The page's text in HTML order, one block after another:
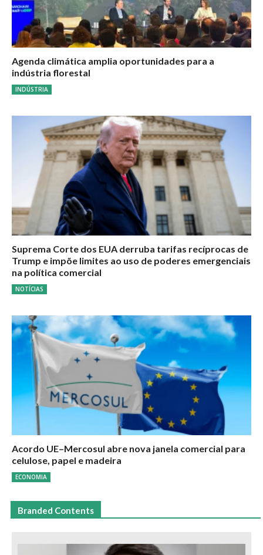
Agenda climática amplia oportunidades para a
indústria florestal
INDÚSTRIA
Suprema Corte dos EUA derruba tarifas recíprocas de
Trump e impõe limites ao uso de poderes emergenciais
na política comercial
NOTÍCIAS
Acordo UE–Mercosul abre nova janela comercial para
celulose, papel e madeira
ECONOMIA
Branded Contents